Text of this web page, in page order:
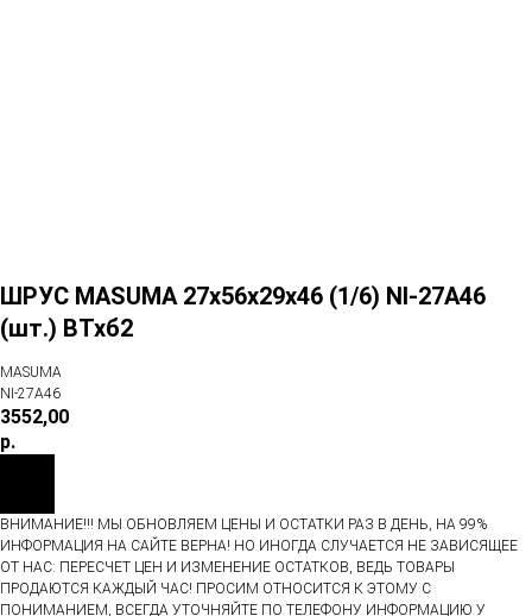
ШРУС MASUMA 27x56x29x46 (1/6) NI-27A46
(шт.) ВТхб2
MASUMA
NI-27A46
3552,00
р.
ВНИМАНИЕ!!! МЫ ОБНОВЛЯЕМ ЦЕНЫ И ОСТАТКИ РАЗ В ДЕНЬ, НА 99%
ИНФОРМАЦИЯ НА САЙТЕ ВЕРНА! НО ИНОГДА СЛУЧАЕТСЯ НЕ ЗАВИСЯЩЕЕ
ОТ НАС: ПЕРЕСЧЕТ ЦЕН И ИЗМЕНЕНИЕ ОСТАТКОВ, ВЕДЬ ТОВАРЫ
ПРОДАЮТСЯ КАЖДЫЙ ЧАС! ПРОСИМ ОТНОСИТСЯ К ЭТОМУ С
ПОНИМАНИЕМ, ВСЕГДА УТОЧНЯЙТЕ ПО ТЕЛЕФОНУ ИНФОРМАЦИЮ У